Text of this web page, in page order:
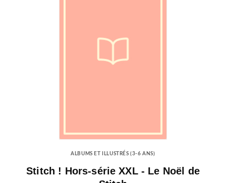
ALBUMS ET ILLUSTRÉS (3-6 ANS)
Stitch ! Hors-série XXL - Le Noël de